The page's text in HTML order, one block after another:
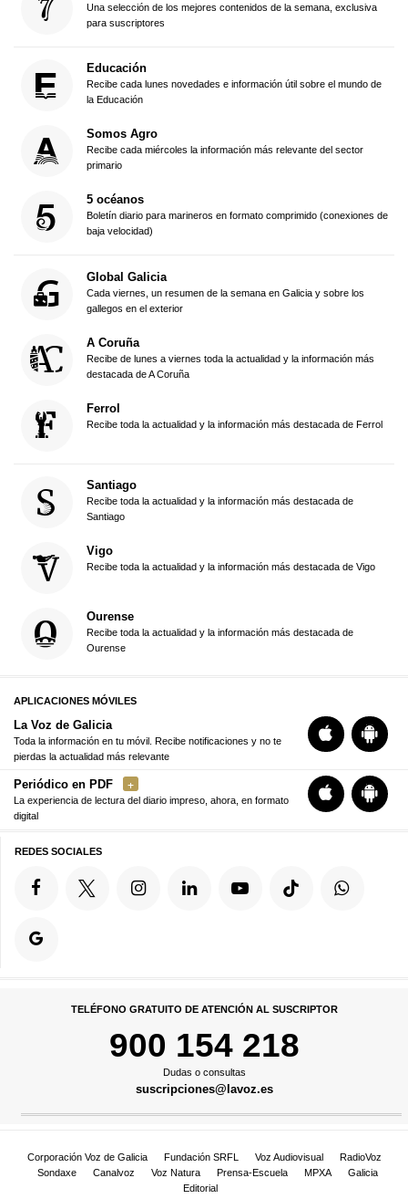
Una selección de los mejores contenidos de la semana, exclusiva
para suscriptores
Educación
Recibe cada lunes novedades e información útil sobre el mundo de
la Educación
Somos Agro
Recibe cada miércoles la información más relevante del sector
primario
5 océanos
Boletín diario para marineros en formato comprimido (conexiones de
baja velocidad)
Global Galicia
Cada viernes, un resumen de la semana en Galicia y sobre los
gallegos en el exterior
A Coruña
Recibe de lunes a viernes toda la actualidad y la información más
destacada de A Coruña
Ferrol
Recibe toda la actualidad y la información más destacada de Ferrol
Santiago
Recibe toda la actualidad y la información más destacada de
Santiago
Vigo
Recibe toda la actualidad y la información más destacada de Vigo
Ourense
Recibe toda la actualidad y la información más destacada de
Ourense
APLICACIONES MÓVILES
La Voz de Galicia
Toda la información en tu móvil. Recibe notificaciones y no te
pierdas la actualidad más relevante
Periódico en PDF
La experiencia de lectura del diario impreso, ahora, en formato
digital
REDES SOCIALES
TELÉFONO GRATUITO DE ATENCIÓN AL SUSCRIPTOR
900 154 218
Dudas o consultas
suscripciones@lavoz.es
Corporación Voz de Galicia Fundación SRFL Voz Audiovisual
RadioVoz
Sondaxe
Canalvoz Voz Natura Prensa-Escuela MPXA
Galicia
Editorial